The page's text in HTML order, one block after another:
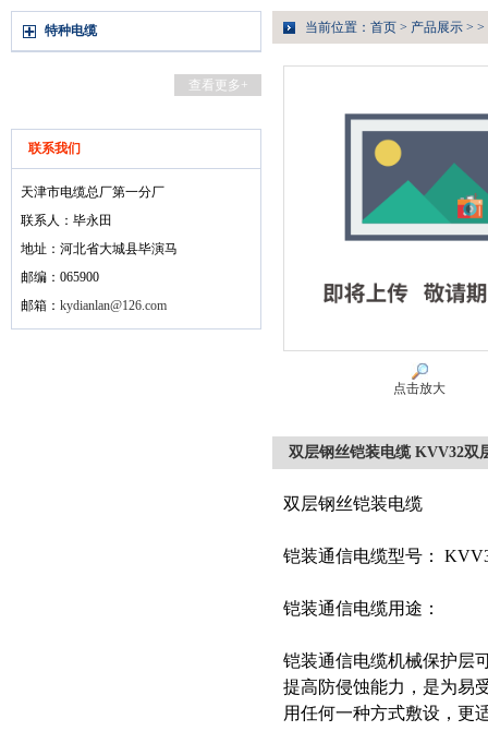
特种电缆
查看更多+
联系我们
天津市电缆总厂第一分厂
联系人：毕永田
地址：河北省大城县毕演马
邮编：065900
邮箱： kydianlan@126.com
当前位置： 首页 > 产品展示 > >
点击放大
双层钢丝铠装电缆 KVV32双
双层钢丝铠装电缆
铠装通信电缆型号：
铠装通信电缆用途：
铠装通信电缆机械保护层
提高防侵蚀能力，是为易
用任何一种方式敷设，更